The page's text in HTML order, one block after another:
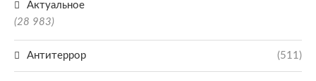
Актуальное
(28 983)
Антитеррор (511)